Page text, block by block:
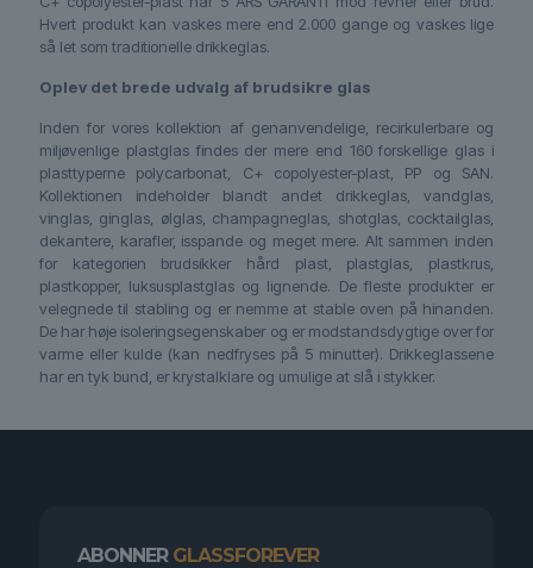
Hvert produkt kan vaskes mere end 2.000 gange og vaskes lige
så let som traditionelle drikkeglas.
Oplev det brede udvalg af brudsikre glas
Inden for vores kollektion af genanvendelige, recirkulerbare og
miljøvenlige plastglas findes der mere end 160 forskellige glas i
plasttyperne polycarbonat, C+ copolyester-plast, PP og SAN.
Kollektionen indeholder blandt andet drikkeglas, vandglas,
vinglas, ginglas, ølglas, champagneglas, shotglas, cocktailglas,
dekantere, karafler, isspande og meget mere. Alt sammen inden
for kategorien brudsikker hård plast, plastglas, plastkrus,
plastkopper, luksusplastglas og lignende. De fleste produkter er
velegnede til stabling og er nemme at stable oven på hinanden.
De har høje isoleringsegenskaber og er modstandsdygtige over for
varme eller kulde (kan nedfryses på 5 minutter). Drikkeglassene
har en tyk bund, er krystalklare og umulige at slå i stykker.
ABONNER GLASSFOREVER